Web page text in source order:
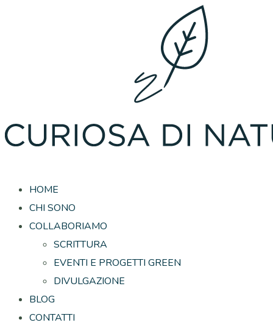
HOME
CHI SONO
COLLABORIAMO
SCRITTURA
EVENTI E PROGETTI GREEN
DIVULGAZIONE
BLOG
CONTATTI